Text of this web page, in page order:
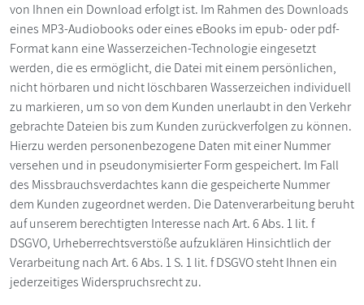
von Ihnen ein Download erfolgt ist. Im Rahmen des Downloads
eines MP3-Audiobooks oder eines eBooks im epub- oder pdf-
Format kann eine Wasserzeichen-Technologie eingesetzt
werden, die es ermöglicht, die Datei mit einem persönlichen,
nicht hörbaren und nicht löschbaren Wasserzeichen individuell
zu markieren, um so von dem Kunden unerlaubt in den Verkehr
gebrachte Dateien bis zum Kunden zurückverfolgen zu können.
Hierzu werden personenbezogene Daten mit einer Nummer
versehen und in pseudonymisierter Form gespeichert. Im Fall
des Missbrauchsverdachtes kann die gespeicherte Nummer
dem Kunden zugeordnet werden. Die Datenverarbeitung beruht
auf unserem berechtigten Interesse nach Art. 6 Abs. 1 lit. f
DSGVO, Urheberrechtsverstöße aufzuklären Hinsichtlich der
Verarbeitung nach Art. 6 Abs. 1 S. 1 lit. f DSGVO steht Ihnen ein
jederzeitiges Widerspruchsrecht zu.